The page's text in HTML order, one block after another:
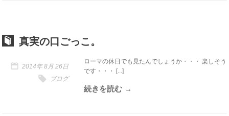
真実の口ごっこ。
2014年 8月 26日
ブログ
ローマの休日でも見たんでしょうか・・・ 楽しそう
です・・・ [...]
続きを読む